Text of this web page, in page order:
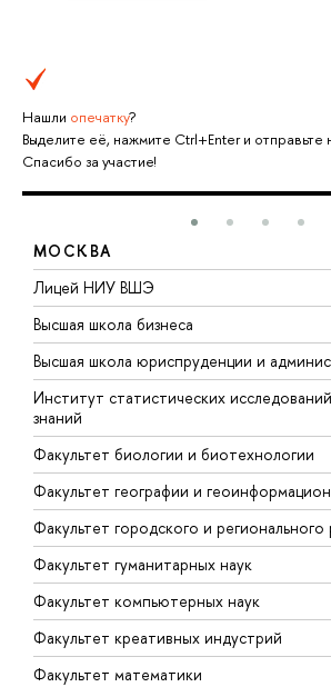
Нашли опечатку?
Выделите её, нажмите Ctrl+Enter и отправьте
Спасибо за участие!
МОСКВА
Лицей НИУ ВШЭ
Высшая школа бизнеса
Высшая школа юриспруденции и
Институт статистических
знаний
Факультет биологии и биотехнологии
Факультет географии и
Факультет городского и регионального
Факультет гуманитарных наук
Факультет компьютерных наук
Факультет креативных индустрий
Факультет математики